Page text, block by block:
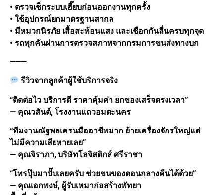
• ตรวจเช็กระบบเฮี๊ยบก่อนออกงานทุกครั้ง
• ใช้อุปกรณ์ยกมาตรฐานสากล
• มีหมวกนิรภัย เสื้อสะท้อนแสง และเชือกกันลื่นครบทุกจุด
• รถทุกคันผ่านการตรวจสภาพจากกรมการขนส่งทางบก
⸻
รีวิวจากลูกค้าผู้ใช้บริการจริง
“ติดต่อไว บริการดี ราคาคุ้มค่า ยกของเสร็จตรงเวลา”
— คุณวสันต์, โรงงานแถวอมตะนคร
“ทีมงานณัฐพลเครนมืออาชีพมาก ย้ายเครื่องจักรใหญ่แต่
ไม่มีความเสียหายเลย”
— คุณจิราภา, บริษัทโลจิสติกส์ ศรีราชา
“โทรปุ๊บมาปั๊บเลยครับ ช่วยขนของตอนกลางคืนได้ด้วย”
— คุณเอกพงษ์, ผู้รับเหมาก่อสร้างพัทยา